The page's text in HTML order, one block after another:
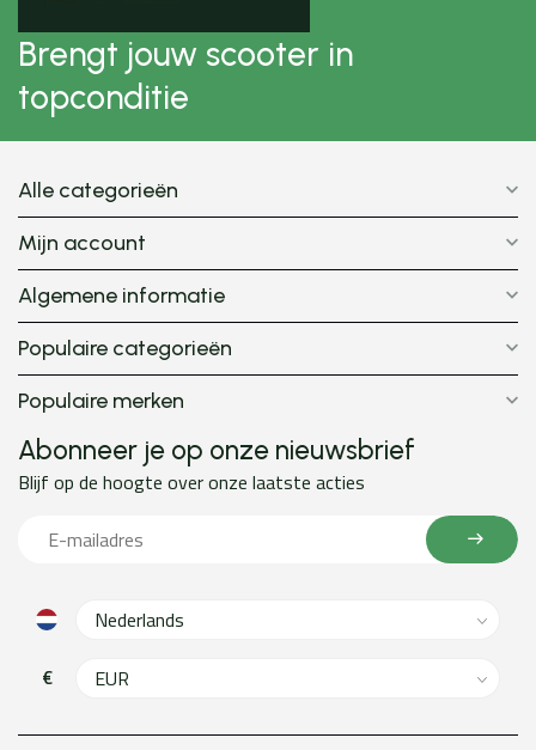
Brengt jouw scooter in
topconditie
Alle categorieën
Mijn account
Algemene informatie
Populaire categorieën
Populaire merken
Abonneer je op onze nieuwsbrief
Blijf op de hoogte over onze laatste acties
€